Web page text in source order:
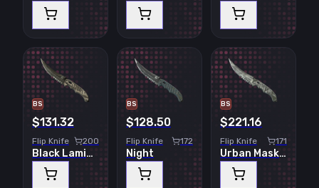
BS
$131.32
Flip Knife 200
Black Laminate
BS
$128.50
Flip Knife 172
Night
BS
$221.16
Flip Knife 171
Urban Masked